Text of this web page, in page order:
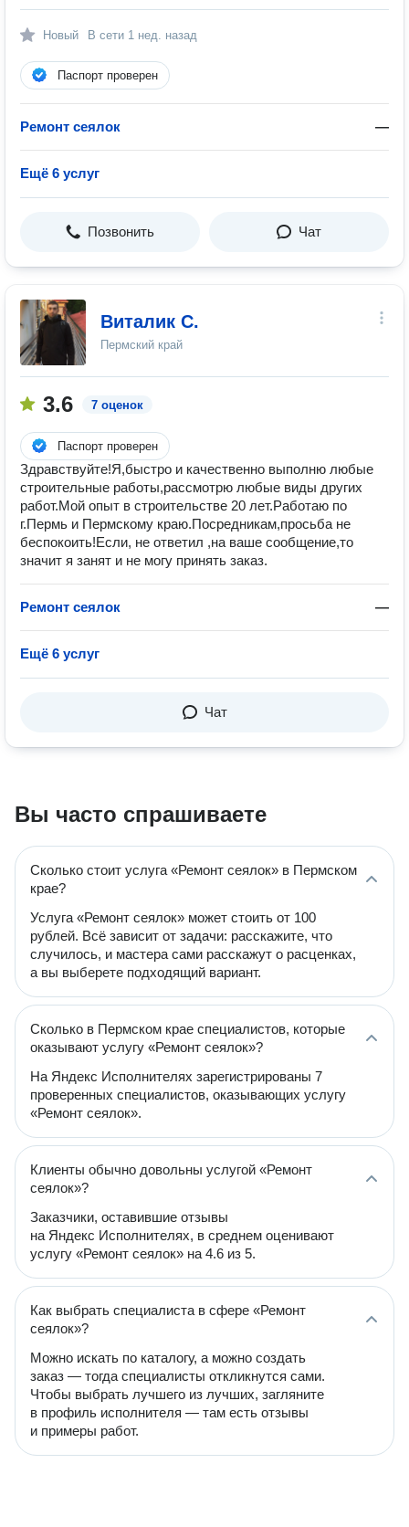
Новый В сети 1 нед. назад
Паспорт проверен
Ремонт сеялок —
Ещё 6 услуг
Позвонить Чат
Виталик С.
Пермский край
3.6 7 оценок
Паспорт проверен
Здравствуйте!Я,быстро и качественно выполню любые
строительные работы,рассмотрю любые виды других
работ.Мой опыт в строительстве 20 лет.Работаю по
г.Пермь и Пермскому краю.Посредникам,просьба не
беспокоить!Если, не ответил ,на ваше сообщение,то
значит я занят и не могу принять заказ.
Ремонт сеялок —
Ещё 6 услуг
Чат
Вы часто спрашиваете
Сколько стоит услуга «Ремонт сеялок» в Пермском
крае?
Услуга «Ремонт сеялок» может стоить от 100
рублей. Всё зависит от задачи: расскажите, что
случилось, и мастера сами расскажут о расценках,
а вы выберете подходящий вариант.
Сколько в Пермском крае специалистов, которые
оказывают услугу «Ремонт сеялок»?
На Яндекс Исполнителях зарегистрированы 7
проверенных специалистов, оказывающих услугу
«Ремонт сеялок».
Клиенты обычно довольны услугой «Ремонт
сеялок»?
Заказчики, оставившие отзывы
на Яндекс Исполнителях, в среднем оценивают
услугу «Ремонт сеялок» на 4.6 из 5.
Как выбрать специалиста в сфере «Ремонт
сеялок»?
Можно искать по каталогу, а можно создать
заказ — тогда специалисты откликнутся сами.
Чтобы выбрать лучшего из лучших, загляните
в профиль исполнителя — там есть отзывы
и примеры работ.